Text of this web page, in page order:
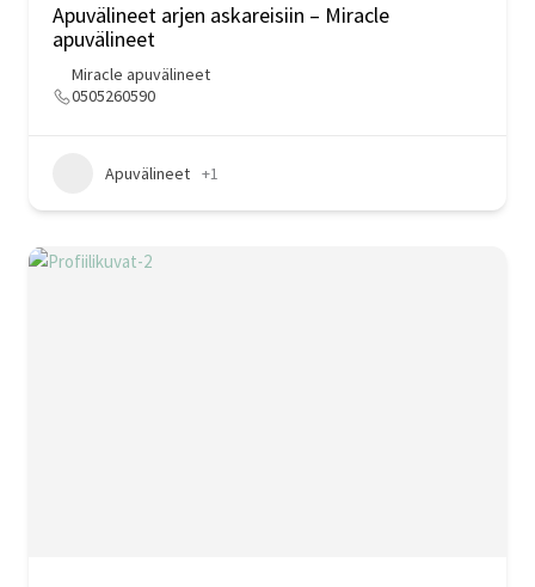
Apuvälineet arjen askareisiin – Miracle
apuvälineet
Miracle apuvälineet
0505260590
Apuvälineet +1